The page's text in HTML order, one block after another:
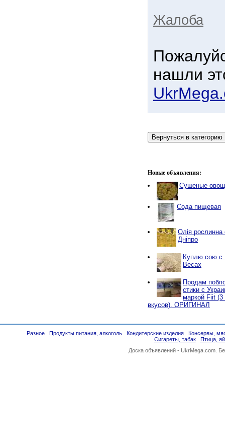
Жалоба
нашли
Новые объявления:
Сушеные
Сода пищевая
Олія рослинна
Дніпро
Куплю сою
Весах
Продам
стики с
маркой Fiit (3
вкусов). ОРИГИНАЛ
Разное Продукты питания, алкоголь Кондитерские изделия
Консервы,
Сигареты, табак
Птица,
Доска объявлений - UkrMega.com.